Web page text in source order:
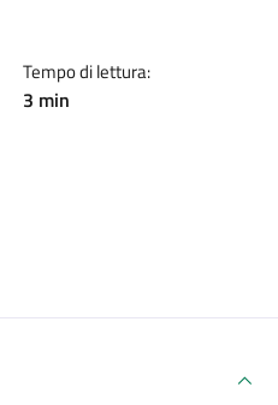
Tempo di lettura:
3 min